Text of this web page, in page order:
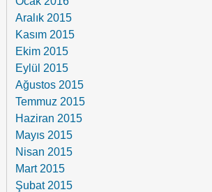
Aralık 2015
Kasım 2015
Ekim 2015
Eylül 2015
Ağustos 2015
Temmuz 2015
Haziran 2015
Mayıs 2015
Nisan 2015
Mart 2015
Şubat 2015